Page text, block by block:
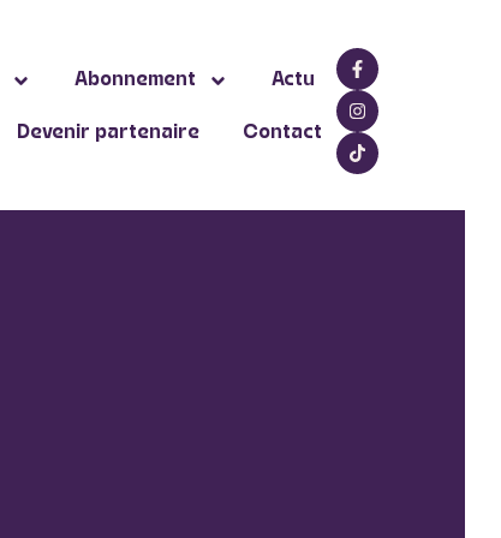
Abonnement Actu
Devenir partenaire Contact